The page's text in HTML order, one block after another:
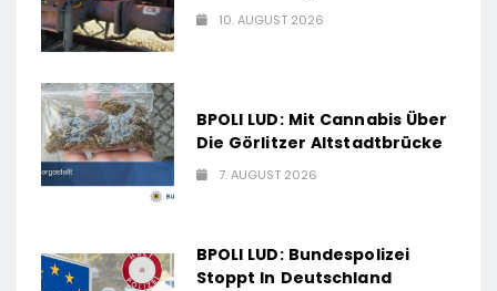
10. AUGUST 2026
BPOLI LUD: Mit Cannabis Über
Die Görlitzer Altstadtbrücke
7. AUGUST 2026
BPOLI LUD: Bundespolizei
Stoppt In Deutschland